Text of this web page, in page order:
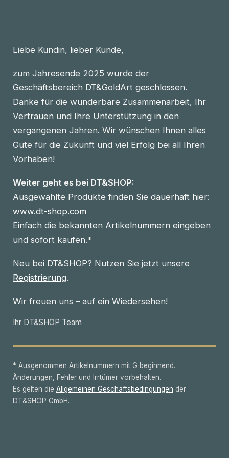
Liebe Kundin, lieber Kunde,
zum Jahresende 2025 wurde der
Geschäftsbereich DT&GoldArt geschlossen.
Danke für die wunderbare Zusammenarbeit, Ihr
Vertrauen und Ihre Unterstützung in den
vergangenen Jahren. Wir wünschen Ihnen alles
Gute für die Zukunft und viel Erfolg bei all Ihren
Vorhaben!
Weiter geht es bei DT&SHOP:
Ausgewählte Produkte finden Sie dauerhaft hier:
www.dt-shop.com
Einfach die bekannten Artikelnummern eingeben
und sofort kaufen.*
Neu bei DT&SHOP? Nutzen Sie jetzt unsere
Registrierung.
Wir freuen uns – auf ein Wiedersehen!
Ihr DT&SHOP Team
* Ausgenommen Artikelnummern mit G beginnend.
Änderungen, Fehler und Irrtümer vorbehalten.
Es gelten die Allgemeinen Geschäftsbedingungen der
DT&SHOP GmbH.